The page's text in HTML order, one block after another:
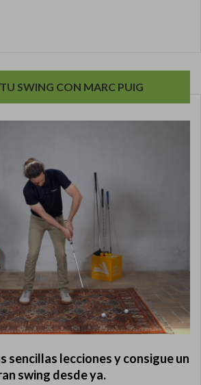
SWING CON MARC PUIG
sencillas lecciones y consigue un
swing desde ya.